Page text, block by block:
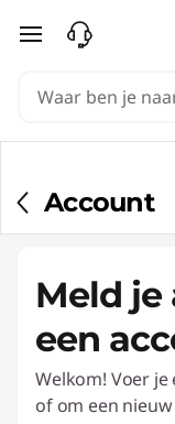
Ga naar de
Account
Meld je
een
Welkom! Voer
of om een